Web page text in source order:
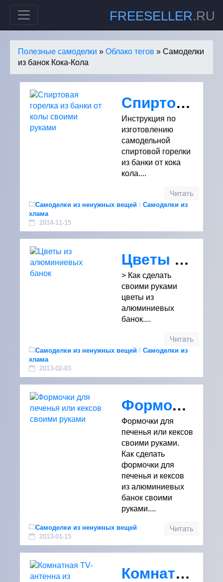
FREESELLER.RU
Полезные самоделки » Облако тегов » Самоделки
из банок Кока-Кола
Спиртовая горелка из банки от колы своими руками
Инструкция по
изготовлению
самодельной
спиртовой горелки
из банки от кока
кола....
Читать
Самоделки из ненужных вещей / Самоделки из
хлама
2014-11-15
Цветы из алюминиевых банок
> Как сделать
своими руками
цветы из
алюминиевых
банок....
Читать
Самоделки из ненужных вещей / Самоделки из
хлама
2013-02-03
Формочки для печенья или кексов своими руками
Формочки для
печенья или кексов
своими руками.
Как сделать
формочки для
печенья и кексов
из алюминиевых
банок своими
руками....
Читать
Самоделки из ненужных вещей
2013-01-15
Комнатная TV-антенна из алюминиевых банок